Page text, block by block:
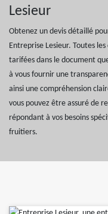
Lesieur
Obtenez un devis détaillé
Entreprise Lesieur. Toutes
tarifées dans le document
à vous fournir une
ainsi une compréhension
vous pouvez être assuré de
répondant à vos besoins
fruitiers.